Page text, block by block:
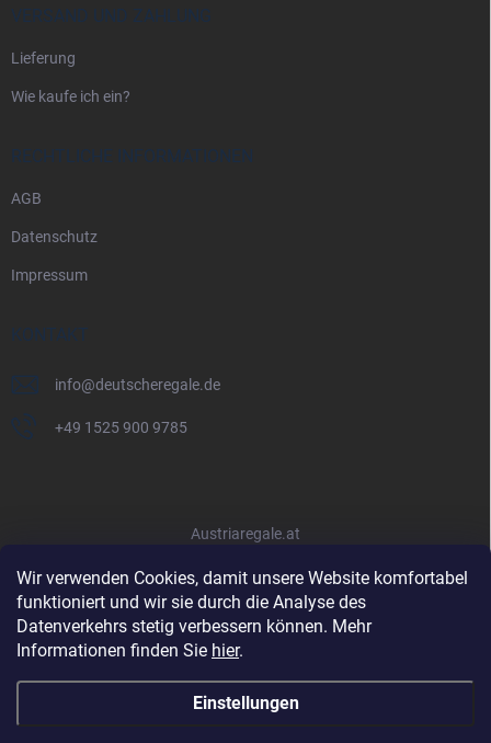
Wir verwenden Cookies, damit unsere Website komfortabel
funktioniert und wir sie durch die Analyse des
Datenverkehrs stetig verbessern können. Mehr
Informationen finden Sie hier.
Einstellungen
VERSAND UND ZAHLUNG
Lieferung
Wie kaufe ich ein?
RECHTLICHE INFORMATIONEN
AGB
Datenschutz
Impressum
KONTAKT
info@deutscheregale.de
+49 1525 900 9785
Austriaregale.at